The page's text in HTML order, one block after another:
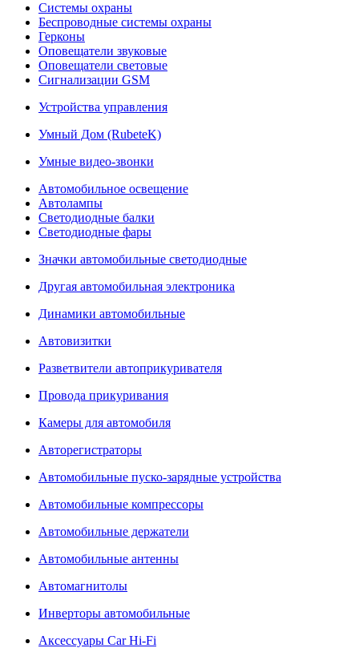
Системы охраны
Беспроводные системы охраны
Герконы
Оповещатели звуковые
Оповещатели световые
Сигнализации GSM
Устройства управления
Умный Дом (RubeteK)
Умные видео-звонки
Автомобильное освещение
Автолампы
Светодиодные балки
Светодиодные фары
Значки автомобильные светодиодные
Другая автомобильная электроника
Динамики автомобильные
Автовизитки
Разветвители автоприкуривателя
Провода прикуривания
Камеры для автомобиля
Авторегистраторы
Автомобильные пуско-зарядные устройства
Автомобильные компрессоры
Автомобильные держатели
Автомобильные антенны
Автомагнитолы
Инверторы автомобильные
Аксессуары Car Hi-Fi